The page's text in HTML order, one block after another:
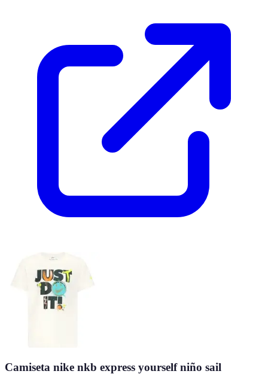
Camiseta nike nkb express yourself niño sail